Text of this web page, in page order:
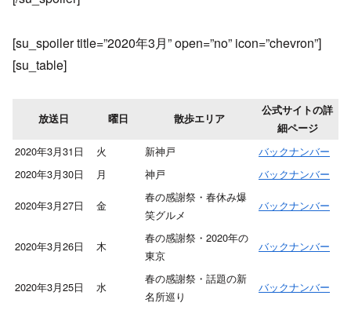
[su_spoiler title=”2020年3月” open=”no” icon=”chevron”]
[su_table]
放送日 曜日 散歩エリア
公式サイトの詳
細ページ
2020年3月31日 火 新神戸
バックナンバー
2020年3月30日
月 神戸 バックナンバー
2020年3月27日 金
春の感謝祭・春休み爆
笑グルメ
バックナンバー
2020年3月26日 木
春の感謝祭・2020年の
東京
バックナンバー
2020年3月25日 水
春の感謝祭・話題の新
名所巡り
バックナンバー